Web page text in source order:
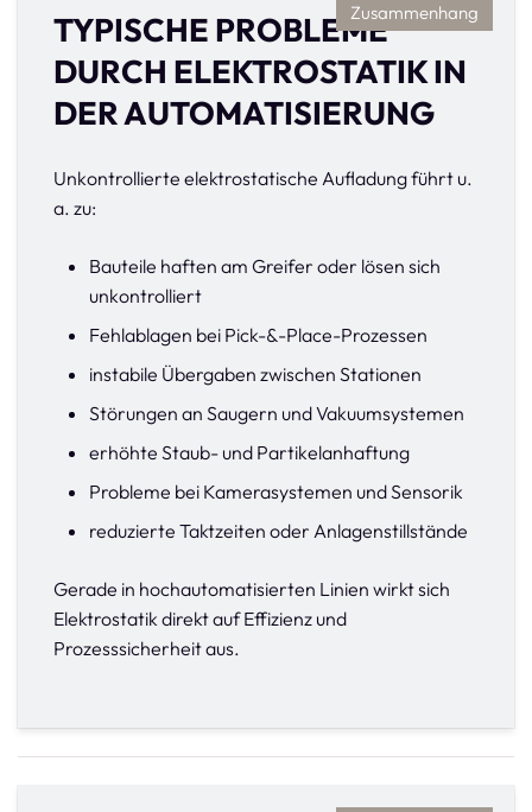
Zusammenhang
TYPISCHE PROBLEME
DURCH ELEKTROSTATIK IN
DER AUTOMATISIERUNG
Unkontrollierte elektrostatische Aufladung führt u.
a. zu:
Bauteile haften am Greifer oder lösen sich
unkontrolliert
Fehlablagen bei Pick-&-Place-Prozessen
instabile Übergaben zwischen Stationen
Störungen an Saugern und Vakuumsystemen
erhöhte Staub- und Partikelanhaftung
Probleme bei Kamerasystemen und Sensorik
reduzierte Taktzeiten oder Anlagenstillstände
Gerade in hochautomatisierten Linien wirkt sich
Elektrostatik direkt auf Effizienz und
Prozesssicherheit aus.